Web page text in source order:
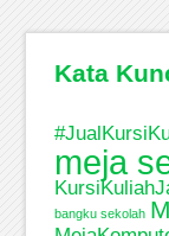
Kata
meja
bangku sekolah